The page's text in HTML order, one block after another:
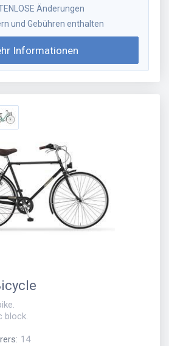
Änderungen
und Gebühren enthalten
Informationen
block.
: 14